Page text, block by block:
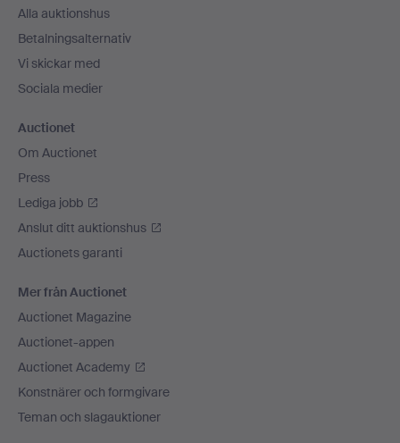
Alla auktionshus
Betalningsalternativ
Vi skickar med
Sociala medier
Auctionet
Om Auctionet
Press
Lediga jobb
Anslut ditt auktionshus
Auctionets garanti
Mer från Auctionet
Auctionet Magazine
Auctionet-appen
Auctionet Academy
Konstnärer och formgivare
Teman och slagauktioner